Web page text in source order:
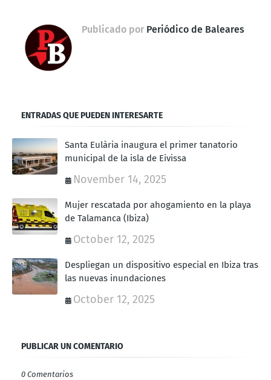
Publicado por Periódico de Baleares
ENTRADAS QUE PUEDEN INTERESARTE
Santa Eulària inaugura el primer tanatorio
municipal de la isla de Eivissa
November 14, 2025
Mujer rescatada por ahogamiento en la playa
de Talamanca (Ibiza)
October 12, 2025
Despliegan un dispositivo especial en Ibiza tras
las nuevas inundaciones
October 12, 2025
PUBLICAR UN COMENTARIO
0 Comentarios